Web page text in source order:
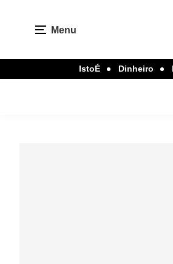
Menu
IstoÉ Dinheiro